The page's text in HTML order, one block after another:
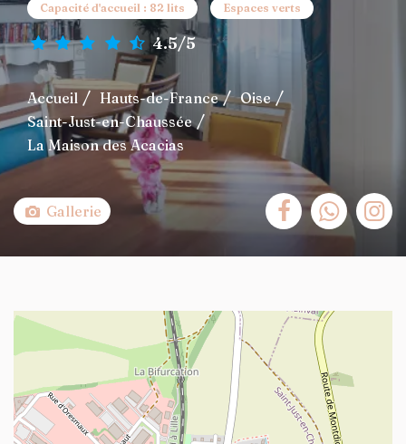
Capacité d'accueil : 82 lits Espaces verts
4.5/5
Accueil Hauts-de-France
Oise
Saint-Just-en-Chaussée
La Maison des Acacias
Gallerie